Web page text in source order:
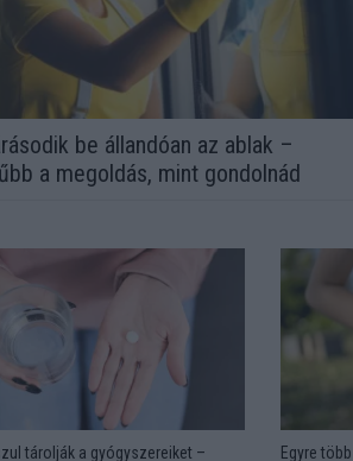
be állandóan az ablak –
a megoldás, mint gondolnád
tárolják a gyógyszereiket – Egyre